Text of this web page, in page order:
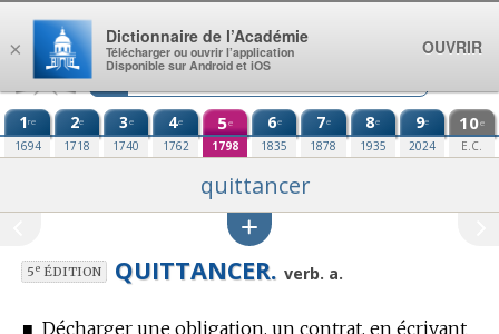
Aller au contenu
1re
1694
2e
1718
3e
1740
4e
1762
5e
1798
6e
1835
7e
1878
8e
1935
9e
2024
10e
E.C.
quittancer
5eÉDITION QUITTANCER. verb. a.
■ Décharger une obligation, un contrat, en écrivant
×
Dictionnaire de l’Académie
Télécharger ou ouvrir l’application
Disponible sur Android et iOS
OUVRIR